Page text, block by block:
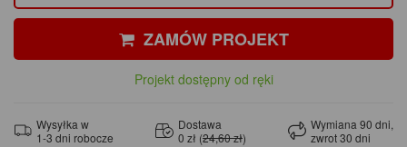
ZAMÓW PROJEKT
Projekt dostępny od ręki
Wysyłka w
1-3 dni robocze
Dostawa
0 zł (24,60 zł)
Wymiana 90 dni,
zwrot 30 dni